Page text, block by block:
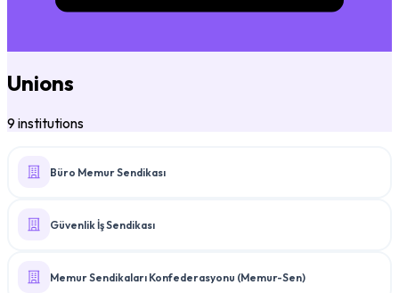
Unions
9 institutions
Büro Memur Sendikası
Güvenlik İş Sendikası
Memur Sendikaları Konfederasyonu (Memur-Sen)